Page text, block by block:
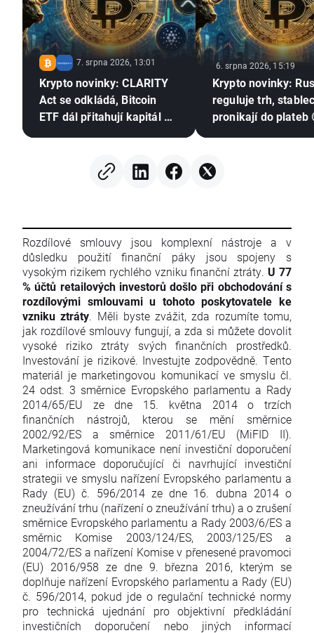
7. srpna 2026, 13:01
Krypto novinky: CLARITY
Act se odkládá, Bitcoin
ETF dál přitahují kapitál a
6. srpna 2026, 15:19
Krypto novinky:
reguluje trh,
pronikají do plateb
Rozdílové smlouvy jsou komplexní nástroje a v
důsledku použití finanční páky jsou spojeny s
vysokým rizikem rychlého vzniku finanční ztráty. U 77
% účtů retailových investorů došlo při obchodování s
rozdílovými smlouvami u tohoto poskytovatele ke
vzniku ztráty. Měli byste zvážit, zda rozumíte tomu,
jak rozdílové smlouvy fungují, a zda si můžete dovolit
vysoké riziko ztráty svých finančních prostředků.
Investování je rizikové. Investujte zodpovědně. Tento
materiál je marketingovou komunikací ve smyslu čl.
24 odst. 3 směrnice Evropského parlamentu a Rady
2014/65/EU ze dne 15. května 2014 o trzích
finančních nástrojů, kterou se mění směrnice
2002/92/ES a směrnice 2011/61/EU (MiFID II).
Marketingová komunikace není investiční doporučení
ani informace doporučující či navrhující investiční
strategii ve smyslu nařízení Evropského parlamentu a
Rady (EU) č. 596/2014 ze dne 16. dubna 2014 o
zneužívání trhu (nařízení o zneužívání trhu) a o zrušení
směrnice Evropského parlamentu a Rady 2003/6/ES a
směrnic Komise 2003/124/ES, 2003/125/ES a
2004/72/ES a nařízení Komise v přenesené pravomoci
(EU) 2016/958 ze dne 9. března 2016, kterým se
doplňuje nařízení Evropského parlamentu a Rady (EU)
č. 596/2014, pokud jde o regulační technické normy
pro technická ujednání pro objektivní předkládání
investičních doporučení nebo jiných informací